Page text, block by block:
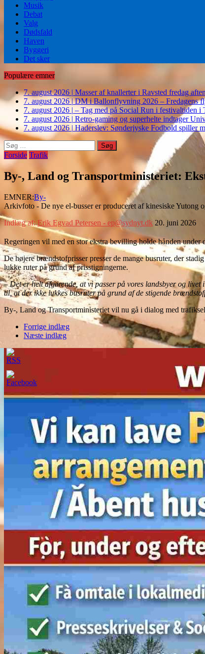
Musik
Debat
Valg
Dødsfald
Haven
Byggeri
Det sker
Populære emner
7. august 2026 | Masser af knallerter i Ravsted fredag
7. august 2026 | DM i Ballonflyvning 2026 – Fredagens
7. august 2026 | – Tag med på Social Run i festivaltiden
7. august 2026 | Retro-gaming og superhelte indtager
7. august 2026 | Haderslev: Sønderjyske Fodbold spiller
Søg
efter:
Forside Trafik
By-, Land og Transportministeriet:
EMNER:By-
Arkivfoto - De nye el-busser er produceret af kinesiske Yutong
Indlæg af:Erik Egvad Petersen - ep@sydnyt.dk 20. juni 2026
Regeringen vil med en stor ekstra bevilling holde hånden
De højere brændstofprisser presser de mange busruter, der
lukke ruter på grund af prisstigningerne.
– Det er helt afgørende, at vi passer på vores landsbyer og
til, at der ikke lukkes busruter på grund af de stigende
By-, Land og Transportministeriet vil nu gå i dialog med
Forrige indlæg
Næste indlæg